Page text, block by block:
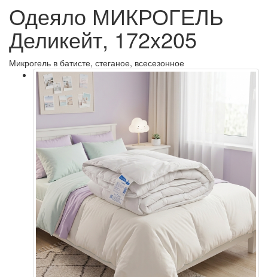
Одеяло МИКРОГЕЛЬ
Деликейт, 172x205
Микрогель в батисте, стеганое, всесезонное